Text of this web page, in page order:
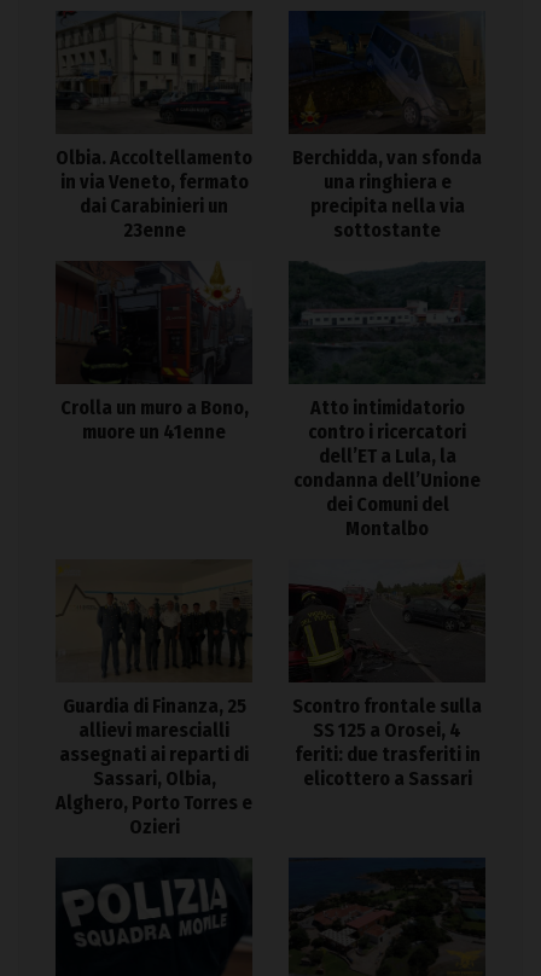
Olbia. Accoltellamento
in via Veneto, fermato
dai Carabinieri un
23enne
Berchidda, van sfonda
una ringhiera e
precipita nella via
sottostante
Crolla un muro a Bono,
muore un 41enne
Atto intimidatorio
contro i ricercatori
dell’ET a Lula, la
condanna dell’Unione
dei Comuni del
Montalbo
Guardia di Finanza, 25
allievi marescialli
assegnati ai reparti di
Sassari, Olbia,
Alghero, Porto Torres e
Ozieri
Scontro frontale sulla
SS 125 a Orosei, 4
feriti: due trasferiti in
elicottero a Sassari